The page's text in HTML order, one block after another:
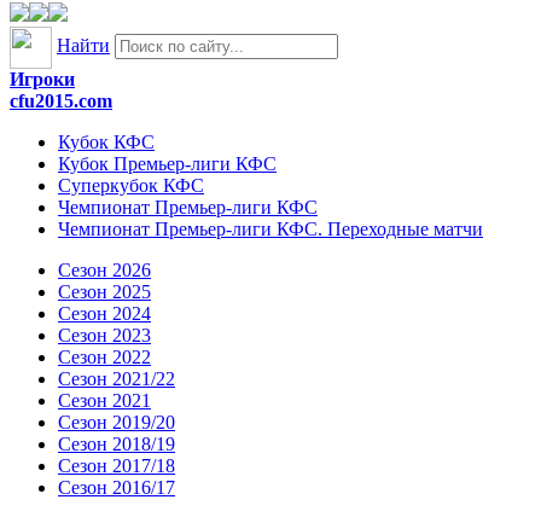
Найти
Игроки
cfu2015.com
Кубок КФС
Кубок Премьер-лиги КФС
Суперкубок КФС
Чемпионат Премьер-лиги КФС
Чемпионат Премьер-лиги КФС. Переходные матчи
Сезон 2026
Сезон 2025
Сезон 2024
Сезон 2023
Сезон 2022
Сезон 2021/22
Сезон 2021
Сезон 2019/20
Сезон 2018/19
Сезон 2017/18
Сезон 2016/17